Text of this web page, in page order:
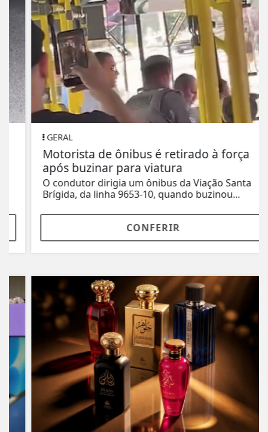
GERAL
Motorista de ônibus é retirado à força
após buzinar para viatura
O condutor dirigia um ônibus da Viação Santa
Brígida, da linha 9653-10, quando buzinou...
CONFERIR